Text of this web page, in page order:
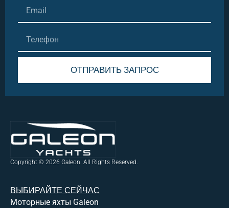
ОТПРАВИТЬ ЗАПРОС
Copyright © 2026 Galeon. All Rights Reserved.
ВЫБИРАЙТЕ СЕЙЧАС
Моторные яхты Galeon